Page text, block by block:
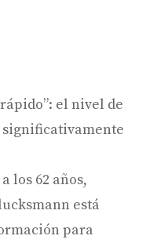
el nivel de
significativamente
los 62 años,
está
para